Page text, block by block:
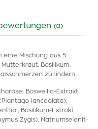
(0)
eine Mischung aus 5
Basilikum,
zu lindern.
Boswellia-Extrakt
lanceolata),
Basilikum-Extrakt
Zygis), Natriumselenit-